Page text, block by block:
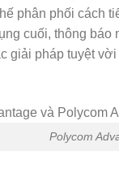
phân phối cách
cuối, thông báo
giải pháp tuyệt
Polycom